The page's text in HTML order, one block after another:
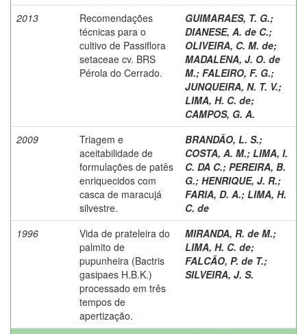
2013
Recomendações
técnicas para o
cultivo de Passiflora
setaceae cv. BRS
Pérola do Cerrado.
GUIMARAES, T. G.;
DIANESE, A. de C.;
OLIVEIRA, C. M. de;
MADALENA, J. O. de
M.; FALEIRO, F. G.;
JUNQUEIRA, N. T. V.;
LIMA, H. C. de;
CAMPOS, G. A.
2009
Triagem e
aceitabilidade de
formulações de patês
enriquecidos com
casca de maracujá
silvestre.
BRANDÃO, L. S.;
COSTA, A. M.; LIMA, I.
C. DA C.; PEREIRA, B.
G.; HENRIQUE, J. R.;
FARIA, D. A.; LIMA, H.
C. de
1996
Vida de prateleira do
palmito de
pupunheira (Bactris
gasipaes H.B.K.)
processado em três
tempos de
apertização.
MIRANDA, R. de M.;
LIMA, H. C. de;
FALCÃO, P. de T.;
SILVEIRA, J. S.